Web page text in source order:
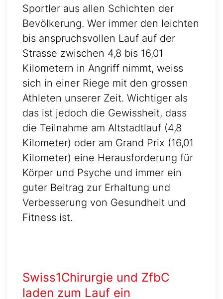
Sportler aus allen Schichten der
Bevölkerung. Wer immer den leichten
bis anspruchsvollen Lauf auf der
Strasse zwischen 4,8 bis 16,01
Kilometern in Angriff nimmt, weiss
sich in einer Riege mit den grossen
Athleten unserer Zeit. Wichtiger als
das ist jedoch die Gewissheit, dass
die Teilnahme am Altstadtlauf (4,8
Kilometer) oder am Grand Prix (16,01
Kilometer) eine Herausforderung für
Körper und Psyche und immer ein
guter Beitrag zur Erhaltung und
Verbesserung von Gesundheit und
Fitness ist.
Swiss1Chirurgie und ZfbC
laden zum Lauf ein